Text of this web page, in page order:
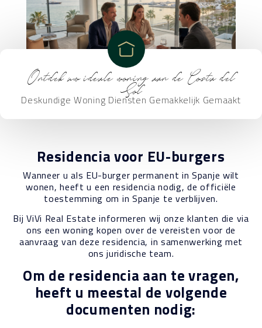
Ontdek uw ideale woning aan de Costa del
Sol
Deskundige Woning Diensten Gemakkelijk Gemaakt
Residencia voor EU-burgers
Wanneer u als EU-burger permanent in Spanje wilt
wonen, heeft u een residencia nodig, de officiële
toestemming om in Spanje te verblijven.
Bij ViVi Real Estate informeren wij onze klanten die via
ons een woning kopen over de vereisten voor de
aanvraag van deze residencia, in samenwerking met
ons juridische team.
Om de residencia aan te vragen,
heeft u meestal de volgende
documenten nodig: